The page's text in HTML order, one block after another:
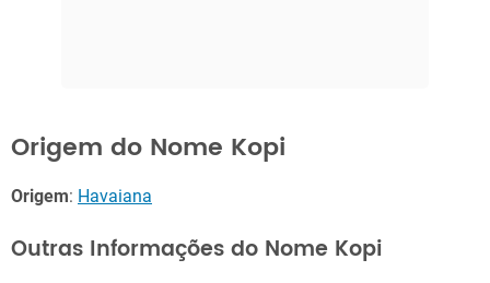
Origem do Nome Kopi
Origem: Havaiana
Outras Informações do Nome Kopi